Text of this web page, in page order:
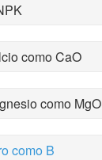
como CaO
como MgO
como B